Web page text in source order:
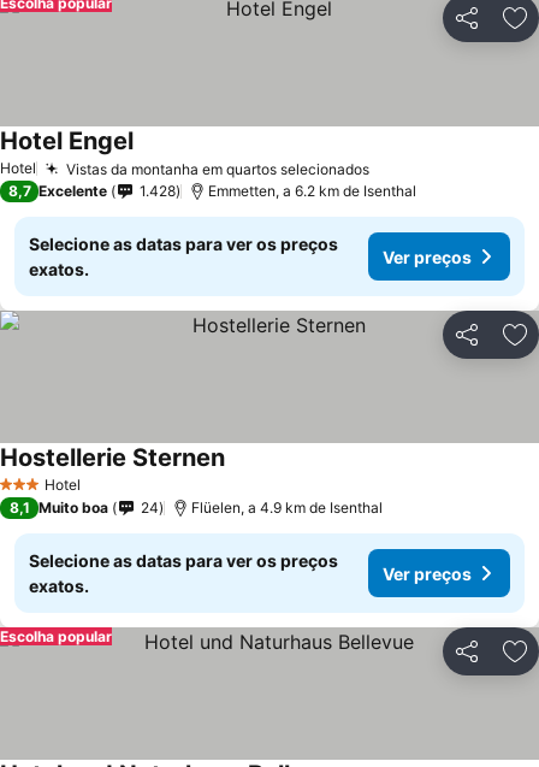
Partilhar
Hotel Vistas da montanha em quartos selecionados
Hotel Engel
8,7 Excelente 1.428 Emmetten, a 6.2 km de Isenthal
Selecione as datas para ver os preços
exatos.
Ver preços
Partilhar
3 EstrelasHotel
Hostellerie Sternen
8,1 Muito boa 24 Flüelen, a 4.9 km de Isenthal
Selecione as datas para ver os preços
exatos.
Ver preços
Partilhar
Escolha popular